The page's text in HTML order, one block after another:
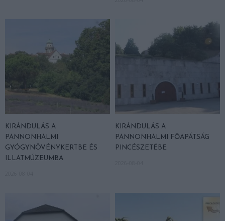
KIRÁNDULÁS A
PANNONHALMI
GYÓGYNÖVÉNYKERTBE ÉS
ILLATMÚZEUMBA
KIRÁNDULÁS A
PANNONHALMI FŐAPÁTSÁG
PINCÉSZETÉBE